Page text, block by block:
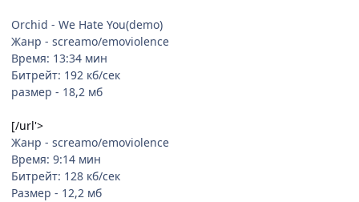
Orchid - We Hate You(demo)
Жанр - screamo/emoviolence
Время: 13:34 мин
Битрейт: 192 кб/сек
размер - 18,2 мб
[/url'>
Жанр - screamo/emoviolence
Время: 9:14 мин
Битрейт: 128 кб/сек
Размер - 12,2 мб